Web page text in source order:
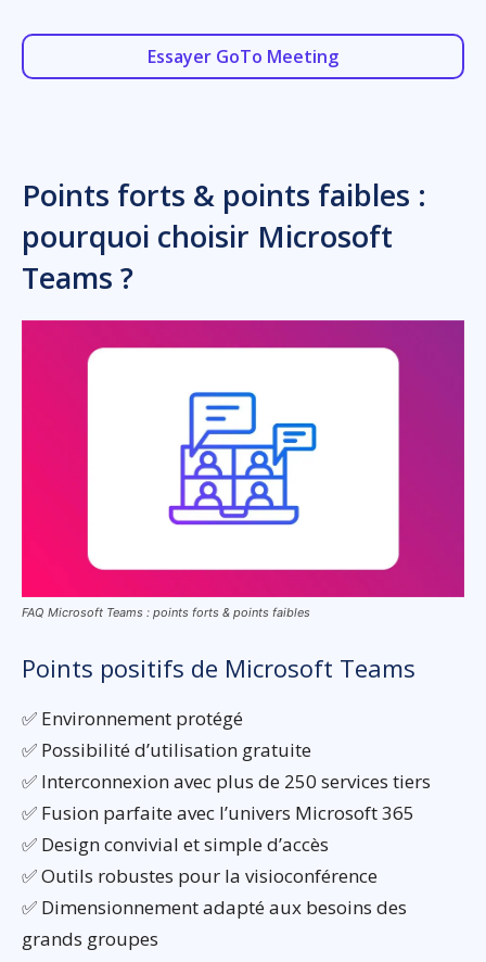
Essayer GoTo Meeting
Points forts & points faibles :
pourquoi choisir Microsoft
Teams ?
FAQ Microsoft Teams : points forts & points faibles
Points positifs de Microsoft Teams
✅ Environnement protégé
✅ Possibilité d’utilisation gratuite
✅ Interconnexion avec plus de 250 services tiers
✅ Fusion parfaite avec l’univers Microsoft 365
✅ Design convivial et simple d’accès
✅ Outils robustes pour la visioconférence
✅ Dimensionnement adapté aux besoins des
grands groupes